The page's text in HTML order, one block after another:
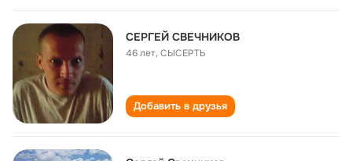
СЕРГЕЙ СВЕЧНИКОВ
46 лет,СЫСЕРТЬ
Добавить в друзья